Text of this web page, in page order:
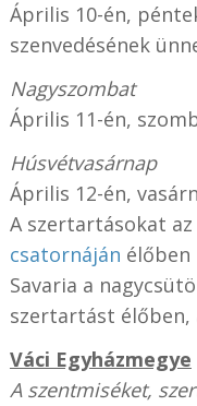
Április 10-én,
szenvedésének
Nagyszombat
Április 11-én,
Húsvétvasárnap
Április 12-én,
A szertartásokat az
csatornáján élőben
Savaria a
szertartást
Váci Egyházmegye
A szentmiséket,